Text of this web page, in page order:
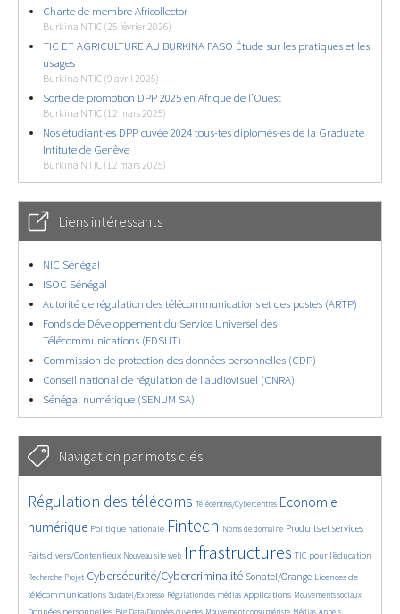
Charte de membre Africollector
Burkina NTIC (25 février 2026)
TIC ET AGRICULTURE AU BURKINA FASO Étude sur les pratiques et les
usages
Burkina NTIC (9 avril 2025)
Sortie de promotion DPP 2025 en Afrique de l’Ouest
Burkina NTIC (12 mars 2025)
Nos étudiant-es DPP cuvée 2024 tous-tes diplomés-es de la Graduate
Intitute de Genève
Burkina NTIC (12 mars 2025)
Liens intéressants
NIC Sénégal
ISOC Sénégal
Autorité de régulation des télécommunications et des postes (ARTP)
Fonds de Développement du Service Universel des
Télécommunications (FDSUT)
Commission de protection des données personnelles (CDP)
Conseil national de régulation de l’audiovisuel (CNRA)
Sénégal numérique (SENUM SA)
Navigation par mots clés
4678/5773
Régulation des télécoms
368/5773 Télécentres/Cybercentres
3706/5773
Economie
numérique
1863/5773 Politique nationale
5290/5773 Fintech
675/5773 Noms de domaine
2403/5773 Produits et services
1599/5773
Faits divers/Contentieux Nouveau site web Infrastructures TIC pour l’éducation
Recherche
250/5773Projet
3621/5773 Cybersécurité/Cybercriminalité
2331/5773 Sonatel/Orange
1634/5773
Licences de
télécommunications
279/5773 Sudatel/Expresso
1044/5773 Régulation des médias
1550/5773 Applications
1146/5773 Mouvements sociaux
1686/5773
144/5773 Big Data/Données ouvertes
615/5773 Mouvement consumériste
382/5773 Médias
663/5773
Appels